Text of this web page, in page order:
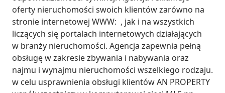
oferty nieruchomości swoich klientów zarówno na
stronie internetowej WWW:  , jak i na wszystkich
liczących się portalach internetowych działających
w branży nieruchomości. Agencja zapewnia pełną
obsługę w zakresie zbywania i nabywania oraz
najmu i wynajmu nieruchomości wszelkiego rodzaju.
w celu usprawnienia obsługi klientów AN PROPERTY